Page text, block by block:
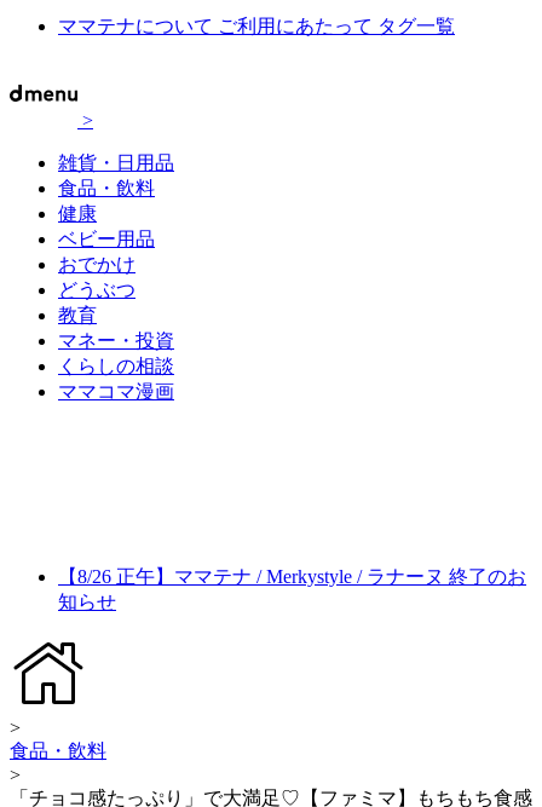
ママテナについて ご利用にあたって タグ一覧
>
雑貨・日用品
食品・飲料
健康
ベビー用品
おでかけ
どうぶつ
教育
マネー・投資
くらしの相談
ママコマ漫画
【8/26 正午】ママテナ / Merkystyle / ラナーヌ 終了のお
知らせ
>
食品・飲料
>
「チョコ感たっぷり」で大満足♡【ファミマ】もちもち食感